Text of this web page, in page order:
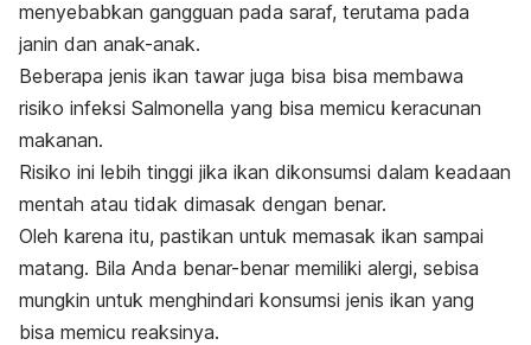
menyebabkan gangguan pada saraf, terutama pada
janin dan anak-anak.
Beberapa jenis ikan tawar juga bisa bisa membawa
risiko infeksi Salmonella yang bisa memicu keracunan
makanan.
Risiko ini lebih tinggi jika ikan dikonsumsi dalam keadaan
mentah atau tidak dimasak dengan benar.
Oleh karena itu, pastikan untuk memasak ikan sampai
matang. Bila Anda benar-benar memiliki alergi, sebisa
mungkin untuk menghindari konsumsi jenis ikan yang
bisa memicu reaksinya.